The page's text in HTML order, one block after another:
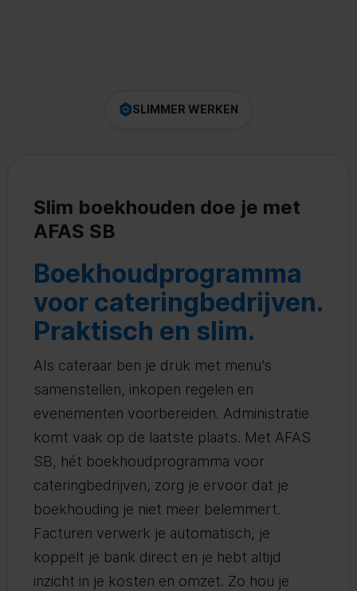
SLIMMER WERKEN
Slim boekhouden doe je met
AFAS SB
Boekhoudprogramma
voor cateringbedrijven.
Praktisch en slim.
Als cateraar ben je druk met menu’s
samenstellen, inkopen regelen en
evenementen voorbereiden. Administratie
komt vaak op de laatste plaats. Met AFAS
SB, hét boekhoudprogramma voor
cateringbedrijven, zorg je ervoor dat je
boekhouding je niet meer belemmert.
Facturen verwerk je automatisch, je
koppelt je bank direct en je hebt altijd
inzicht in je kosten en omzet. Zo hou je